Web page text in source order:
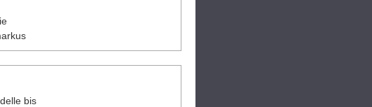
bis